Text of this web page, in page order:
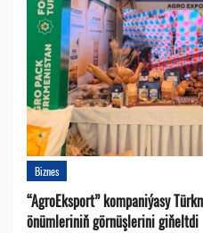
Biznes
“AgroEksport” kompaniýasy
önümleriniň görnüşlerini giňeltdi